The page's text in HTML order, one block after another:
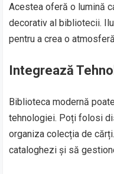
Acestea oferă o lumină
decorativ al bibliotecii.
pentru a crea o
Integrează
Biblioteca modernă
tehnologiei. Poți folosi
organiza colecția de
cataloghezi și să